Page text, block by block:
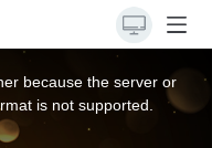
because the server or
is not supported.